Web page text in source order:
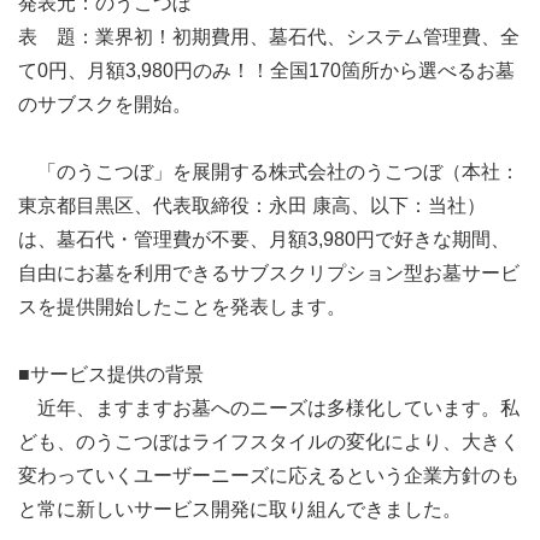
表 題：業界初！初期費用、墓石代、システム管理費、全
て0円、月額3,980円のみ！！全国170箇所から選べるお墓
のサブスクを開始。
「のうこつぼ」を展開する株式会社のうこつぼ（本社：
東京都目黒区、代表取締役：永田 康高、以下：当社）
は、墓石代・管理費が不要、月額3,980円で好きな期間、
自由にお墓を利用できるサブスクリプション型お墓サービ
スを提供開始したことを発表します。
■サービス提供の背景
近年、ますますお墓へのニーズは多様化しています。私
ども、のうこつぼはライフスタイルの変化により、大きく
変わっていくユーザーニーズに応えるという企業方針のも
と常に新しいサービス開発に取り組んできました。